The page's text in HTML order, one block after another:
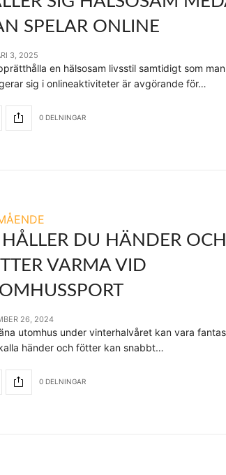
SPELAR ONLINE
3, 2025
en hälsosam livsstil samtidigt som man
sig i onlineaktiviteter är avgörande för…
0 DELNINGAR
HÅLLER DU HÄNDER OCH
VARMA VID
26, 2024
utomhus under vinterhalvåret kan vara
händer och fötter kan snabbt…
0 DELNINGAR